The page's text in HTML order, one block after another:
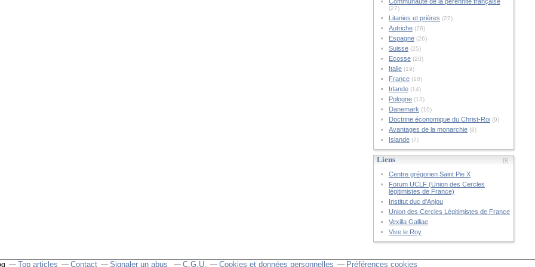
(27)
Litanies et prières (27)
Autriche(26)
Espagne(26)
Suisse(25)
Ecosse(20)
Italie(19)
France(18)
Irlande(14)
Pologne(13)
Danemark (10)
Doctrine économique du Christ-Roi(9)
Avantages de la monarchie(8)
Islande(7)
Liens
Centre grégorien Saint Pie X
Forum UCLF (Union des Cercles
légitimistes de France)
Institut duc d'Anjou
Union des Cercles Légitimistes de France
Vexilla Galliae
Vive le Roy
Top articles Contact Signaler un abus C.G.U. Cookies et données personnelles Préférences cookies